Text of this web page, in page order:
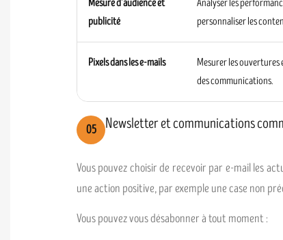
Mesure d’audience et
publicité
Analyser les
personnaliser les
Pixels dans les e-mails
Mesurer les ouvertures
des communications.
05 Newsletter et communications
Vous pouvez choisir de recevoir par e-mail les
une action positive, par exemple une case non
Vous pouvez vous désabonner à tout moment :